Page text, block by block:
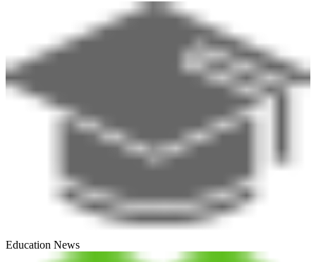
Education News